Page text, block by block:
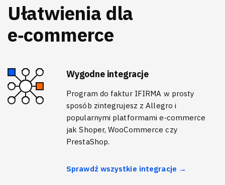
Ułatwienia dla
e‑commerce
Wygodne integracje
Program do faktur IFIRMA w prosty
sposób zintegrujesz z Allegro i
popularnymi platformami e‑commerce
jak Shoper, WooCommerce czy
PrestaShop.
Sprawdź wszystkie integracje →